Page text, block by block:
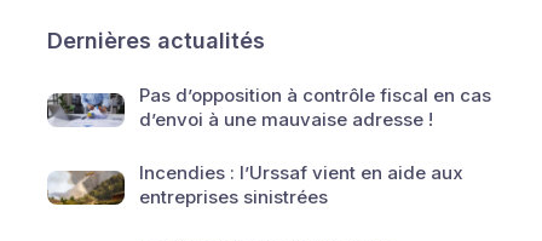
Dernières actualités
Pas d’opposition à contrôle fiscal en cas
d’envoi à une mauvaise adresse !
Incendies : l’Urssaf vient en aide aux
entreprises sinistrées